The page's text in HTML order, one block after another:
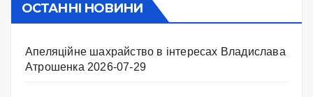
ОСТАННІ НОВИНИ
Апеляційне шахрайство в інтересах Владислава
Атрошенка 2026-07-29